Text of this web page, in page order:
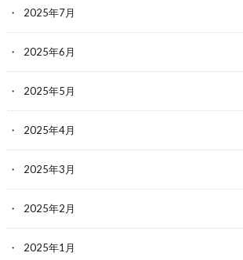
2025年7月
2025年6月
2025年5月
2025年4月
2025年3月
2025年2月
2025年1月